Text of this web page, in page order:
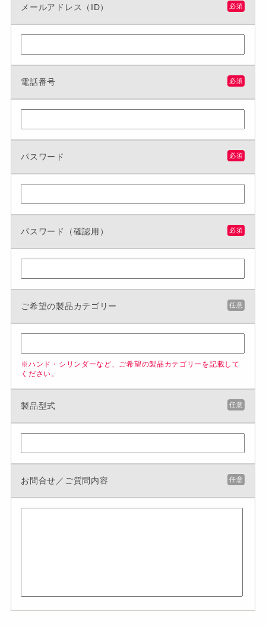
メールアドレス（ID） 必須
電話番号 必須
パスワード 必須
パスワード（確認用） 必須
ご希望の製品カテゴリー 任意
※ハンド・シリンダーなど、ご希望の製品カテゴリーを記載して
ください。
製品型式 任意
お問合せ／ご質問内容 任意